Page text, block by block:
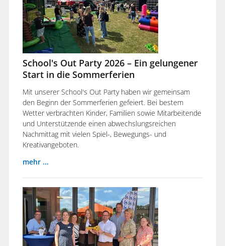
School's Out Party 2026 – Ein gelungener
Start in die Sommerferien
Mit unserer School's Out Party haben wir gemeinsam
den Beginn der Sommerferien gefeiert. Bei bestem
Wetter verbrachten Kinder, Familien sowie Mitarbeitende
und Unterstützende einen abwechslungsreichen
Nachmittag mit vielen Spiel-, Bewegungs- und
Kreativangeboten.
mehr ...